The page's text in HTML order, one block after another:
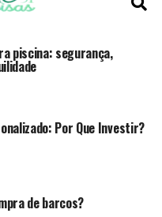
piscina: segurança,
Por Que Investir?
de barcos?